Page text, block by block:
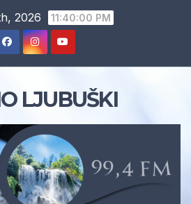
2026 11:40:01 PM
LJUBUŠKI